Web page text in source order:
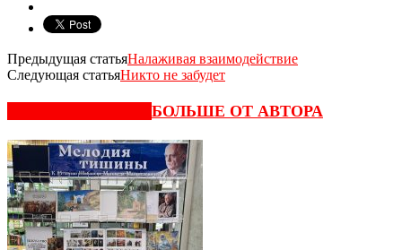
Предыдущая статьяНалаживая взаимодействие
Следующая статьяНикто не забудет
БОЛЬШЕ ОТ АВТОРА